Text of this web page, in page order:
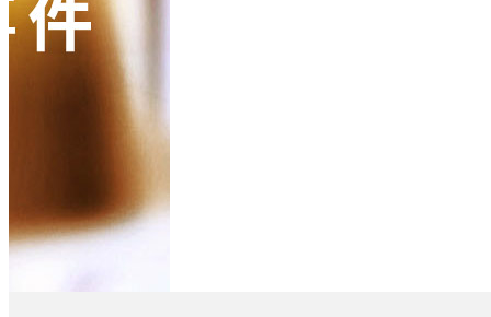
变速箱托盘
发动机料架
仪表盘料架
手推车
气瓶料架
汽车行业
卫浴行业